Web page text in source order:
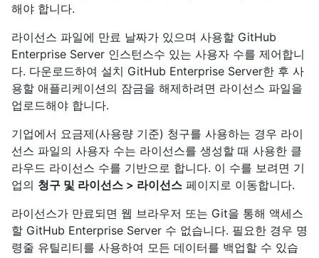
해야 합니다.
라이선스 파일에 만료 날짜가 있으며 사용할 GitHub
Enterprise Server 인스턴스수 있는 사용자 수를 제어합니
다. 다운로드하여 설치 GitHub Enterprise Server한 후 사
용할 애플리케이션의 잠금을 해제하려면 라이선스 파일을
업로드해야 합니다.
기업에서 요금제(사용량 기준) 청구를 사용하는 경우 라이
선스 파일의 사용자 수는 라이선스를 생성할 때 사용한 클
라우드 라이선스 수를 기반으로 합니다. 이 수를 보려면 기
업의 청구 및 라이선스 > 라이선스 페이지로 이동합니다.
라이선스가 만료되면 웹 브라우저 또는 Git을 통해 액세스
할 GitHub Enterprise Server 수 없습니다. 필요한 경우 명
령줄 유틸리티를 사용하여 모든 데이터를 백업할 수 있습